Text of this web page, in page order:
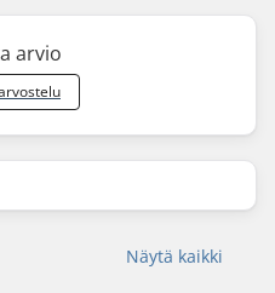
arvio
Näytä kaikki